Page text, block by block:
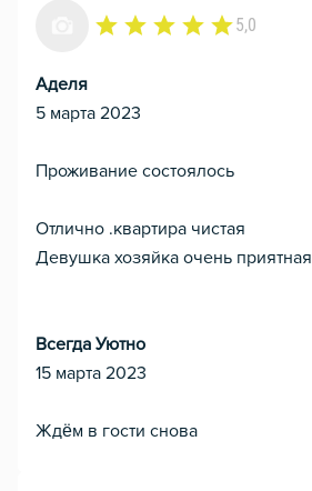
5,0
Аделя
5 марта 2023
Проживание состоялось
Отлично .квартира чистая
Девушка хозяйка очень приятная
Всегда Уютно
15 марта 2023
Ждём в гости снова